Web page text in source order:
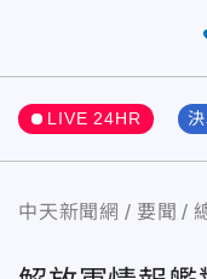
LIVE 24HR
中天新聞網 要聞